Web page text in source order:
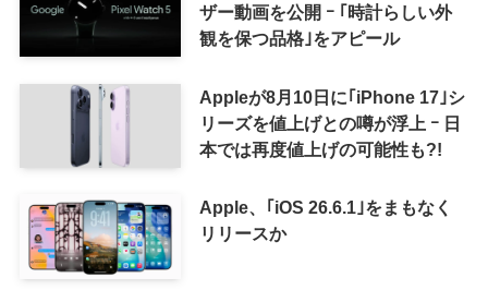
ザー動画を公開 ｰ ｢時計らしい外
観を保つ品格｣をアピール
Appleが8月10日に｢iPhone 17｣シ
リーズを値上げとの噂が浮上 ｰ 日
本では再度値上げの可能性も?!
Apple、｢iOS 26.6.1｣をまもなく
リリースか